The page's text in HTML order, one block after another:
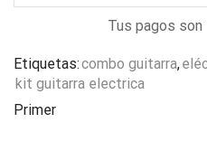
Tus pagos son
Etiquetas:combo guitarra,
kit guitarra electrica
Primer